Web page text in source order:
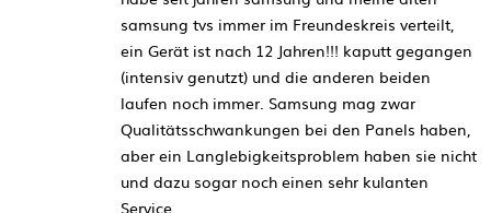
samsung tvs immer im Freundeskreis verteilt,
ein Gerät ist nach 12 Jahren!!! kaputt gegangen
(intensiv genutzt) und die anderen beiden
laufen noch immer. Samsung mag zwar
Qualitätsschwankungen bei den Panels haben,
aber ein Langlebigkeitsproblem haben sie nicht
und dazu sogar noch einen sehr kulanten
Service.